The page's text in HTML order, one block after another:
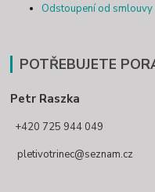
Odstoupení od smlouvy
POTŘEBUJETE
Petr Raszka
+420 725 944 049
pletivotrinec@seznam.cz